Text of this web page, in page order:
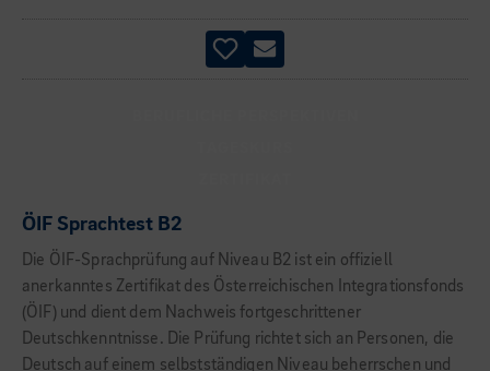
ÖIF Sprachtest B2
Die ÖIF-Sprachprüfung auf Niveau B2 ist ein offiziell
anerkanntes Zertifikat des Österreichischen Integrationsfonds
(ÖIF) und dient dem Nachweis fortgeschrittener
Deutschkenntnisse. Die Prüfung richtet sich an Personen, die
Deutsch auf einem selbstständigen Niveau beherrschen und